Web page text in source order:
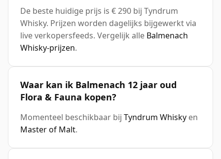
De beste huidige prijs is € 290 bij Tyndrum
Whisky. Prijzen worden dagelijks bijgewerkt via
live verkopersfeeds. Vergelijk alle Balmenach
Whisky-prijzen.
Waar kan ik Balmenach 12 jaar oud
Flora & Fauna kopen?
Momenteel beschikbaar bij Tyndrum Whisky en
Master of Malt.